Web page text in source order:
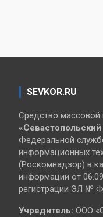
SEVKOR.RU
Средство массовой
«Севастопольский
Федеральной
информационных
(Роскомнадзор) в
информации от
регистрации ЭЛ №
Учредитель: ООО